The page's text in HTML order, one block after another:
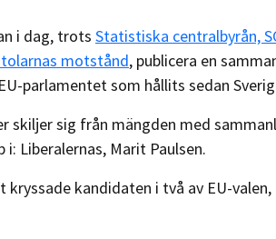
i dag, trots Statistiska centralbyrån,
motstånd, publicera en
parlamentet som hållits sedan
skiljer sig från mängden med
i: Liberalernas, Marit Paulsen.
kryssade kandidaten i två av EU-